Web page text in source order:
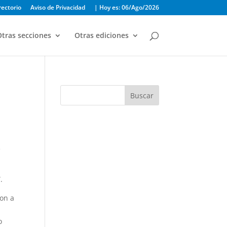
Aviso de Privacidad | Hoy es: 06/Ago/2026
secciones Otras ediciones
a
Buscar